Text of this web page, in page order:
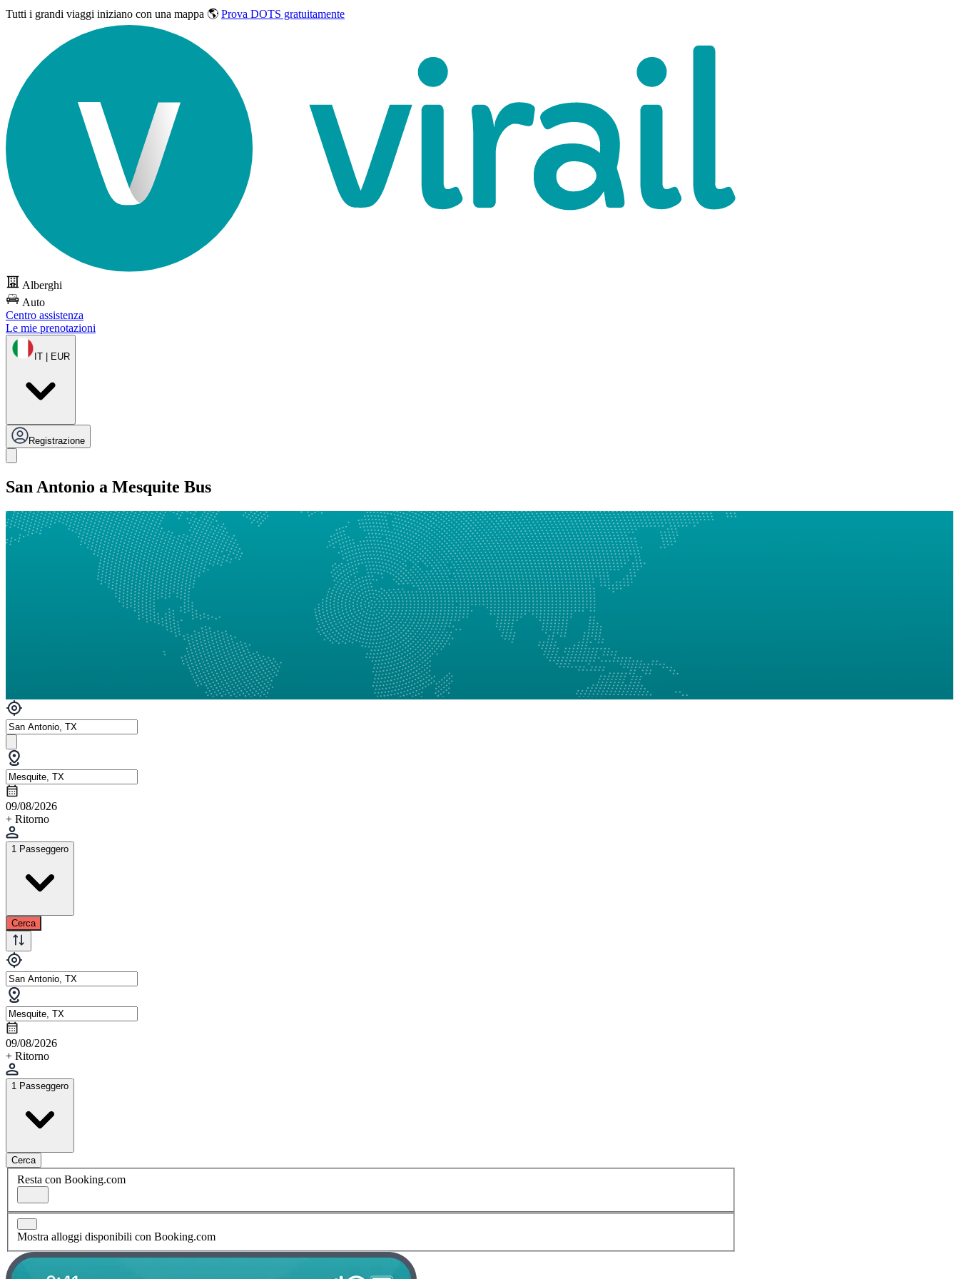
Tutti i grandi viaggi iniziano con una mappa 🌎 Prova DOTS gratuitamente
Alberghi
Auto
Centro assistenza
Le mie prenotazioni
IT | EUR
Registrazione
San Antonio a Mesquite Bus
09/08/2026
+ Ritorno
1 Passeggero
Cerca
09/08/2026
+ Ritorno
1 Passeggero
Cerca
Resta con Booking.com
Mostra alloggi disponibili con Booking.com